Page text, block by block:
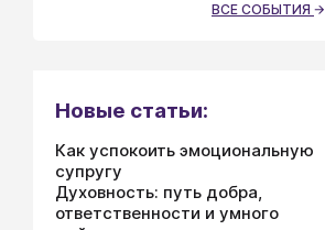
ВСЕ СОБЫТИЯ
Новые статьи:
Как успокоить эмоциональную
супругу
Духовность: путь добра,
ответственности и умного